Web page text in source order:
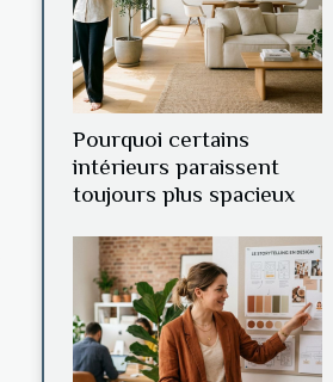
Pourquoi certains
intérieurs paraissent
toujours plus spacieux